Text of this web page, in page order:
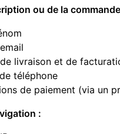
ou de la
livraison et de
téléphone
de paiement (via un
: